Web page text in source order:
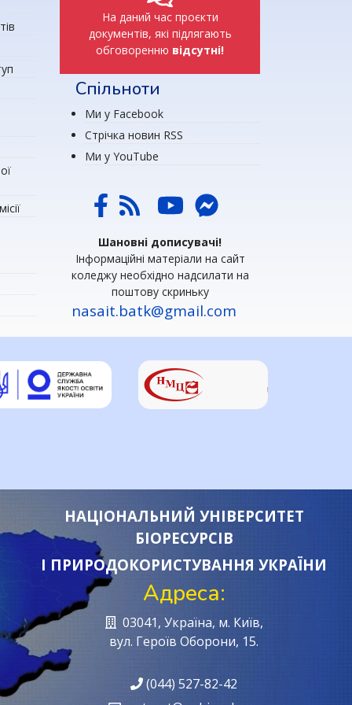
На даний час проєкти
документів, які підлягають
обговоренню відсутні!
Спільноти
Ми у Facebook
Стрічка новин RSS
Ми у YouTube
Шановні дописувачі!
Інформаційні матеріали на сайт
коледжу необхідно надсилати на
поштову скриньку
nasait.batk@gmail.com
НАЦІОНАЛЬНИЙ УНІВЕРСИТЕТ
БІОРЕСУРСІВ
І ПРИРОДОКОРИСТУВАННЯ УКРАЇНИ
Адреса:
03041, Україна, м. Київ,
вул. Героїв Oборони, 15.
(044) 527-82-42